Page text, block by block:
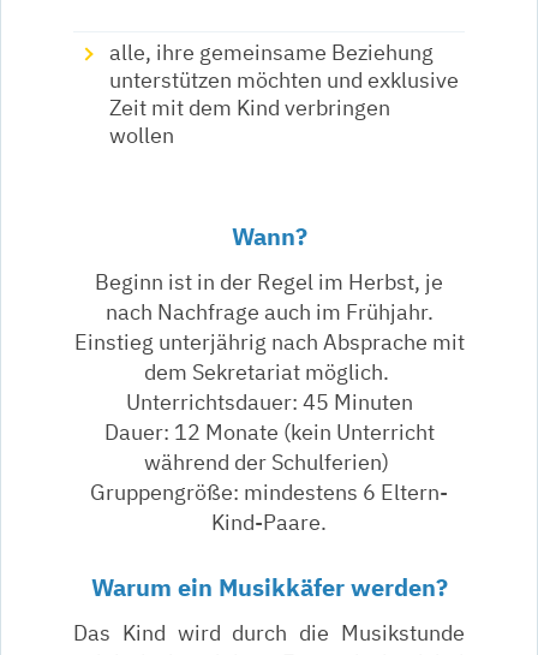
alle, ihre gemeinsame Beziehung
unterstützen möchten und exklusive
Zeit mit dem Kind verbringen
wollen
Wann?
Beginn ist in der Regel im Herbst, je
nach Nachfrage auch im Frühjahr.
Einstieg unterjährig nach Absprache mit
dem Sekretariat möglich.
Unterrichtsdauer: 45 Minuten
Dauer: 12 Monate (kein Unterricht
während der Schulferien)
Gruppengröße: mindestens 6 Eltern-
Kind-Paare.
Warum ein Musikkäfer werden?
Das Kind wird durch die Musikstunde